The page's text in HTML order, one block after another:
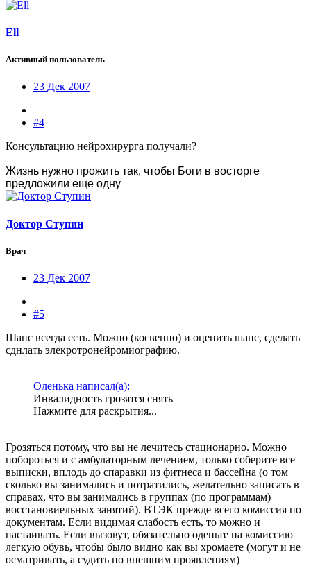
Ell
Активный пользователь
23 Дек 2007
#4
Консультацию нейрохирурга получали?
Жизнь нужно прожить так, чтобы Боги в восторге
предложили еще одну
Доктор Ступин
Врач
23 Дек 2007
#5
Шанс всегда есть. Можно (косвенно) и оценить шанс, сделать
сднлать элекротронейромиографию.
Оленька написал(а):
Инвалидность грозятся снять
Нажмите для раскрытия...
Грозяться потому, что вы не лечитесь стационарно. Можно
побороться и с амбулаторным лечением, только соберите все
выписки, вплодь до спаравки из фитнеса и бассейна (о том
сколько вы занимались и потратились, желательно записать в
справах, что вы занимались в группах (по программам)
восстановиельных занятий). ВТЭК прежде всего комиссия по
документам. Если видимая слабость есть, то можно и
настаивать. Если вызовут, обязательно оденьте на комиссию
легкую обувь, чтобы было видно как вы хромаете (могут и не
осматривать, а судить по внешним проявлениям)